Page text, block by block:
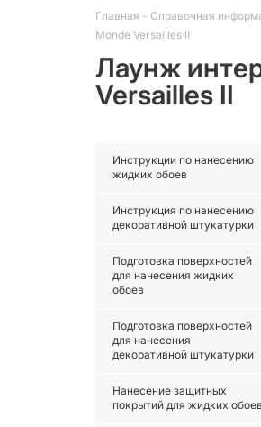
Главная - Справочная
Monde Versailles II
Лаунж
Versailles II
Инструкции по нанесению
жидких обоев
Инструкция по нанесению
декоративной штукатурки
Подготовка поверхностей
для нанесения жидких
обоев
Подготовка поверхностей
для нанесения
декоративной штукатурки
Нанесение защитных
покрытий для жидких